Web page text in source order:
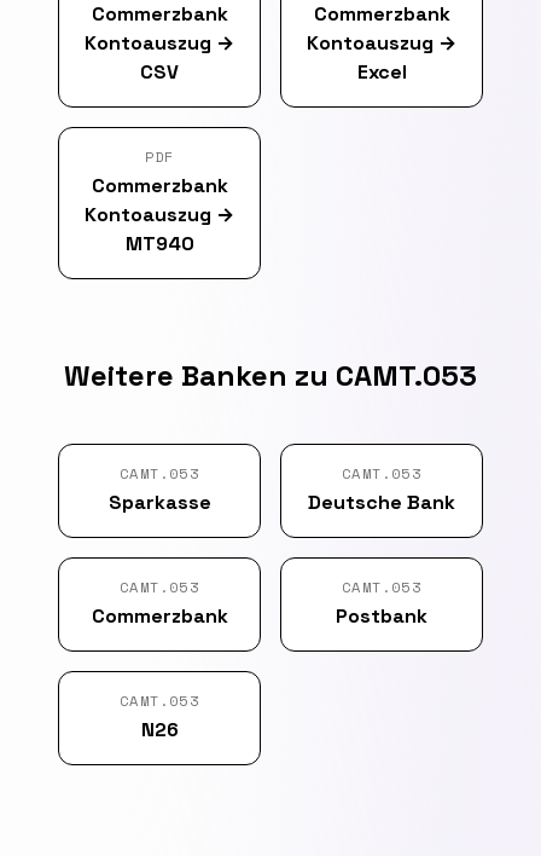
Commerzbank
Kontoauszug →
CSV
Commerzbank
Kontoauszug →
Excel
PDF
Commerzbank
Kontoauszug →
MT940
Weitere Banken zu CAMT.053
CAMT.053
Sparkasse
CAMT.053
Deutsche Bank
CAMT.053
Commerzbank
CAMT.053
Postbank
CAMT.053
N26